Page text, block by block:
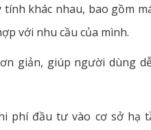
tính khác nhau, bao gồm
với nhu cầu của mình.
giản, giúp người dùng
phí đầu tư vào cơ sở hạ